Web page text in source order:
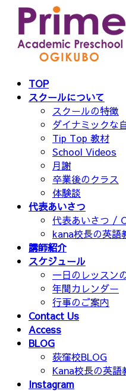
TOP
スクールについて
スクールの特徴
ダイナミックな
Tip Top 教材
School Videos
月謝
卒業後のクラス
体験談
代表あいさつ
代表あいさつ /
kana校長の英語
講師紹介
スケジュール
一日のレッスン
年間カレンダー
行事のご案内
Contact Us
Access
BLOG
荻窪校BLOG
Kana校長の英語
Instagram